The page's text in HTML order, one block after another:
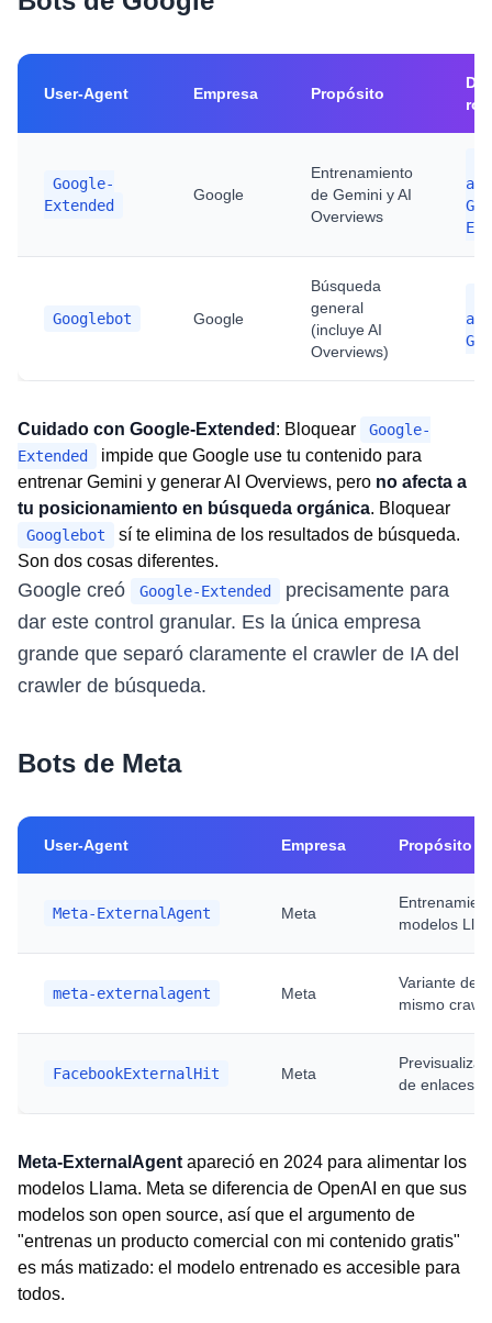
User-Agent Empresa Propósito
Google-
Extended
Google
Entrenamiento
de Gemini y AI
Overviews
Googlebot Google
Búsqueda
general
(incluye AI
Overviews)
Cuidado con Google-Extended : Bloquear
Google-
Extended
impide que Google use tu contenido para
entrenar Gemini y generar AI Overviews, pero no afecta a
tu posicionamiento en búsqueda orgánica. Bloquear
Googlebot
sí te elimina de los resultados de búsqueda.
Son dos cosas diferentes.
Google creó Google-Extended
precisamente para
dar este control granular. Es la única empresa
grande que separó claramente el crawler de IA del
crawler de búsqueda.
Bots de Meta
User-Agent Empresa Propósito
Meta-ExternalAgent Meta
modelos
meta-externalagent Meta
Variante del
mismo
FacebookExternalHit Meta
de enlaces
Meta-ExternalAgent apareció en 2024 para alimentar los
modelos Llama. Meta se diferencia de OpenAI en que sus
modelos son open source, así que el argumento de
"entrenas un producto comercial con mi contenido gratis"
es más matizado: el modelo entrenado es accesible para
todos.